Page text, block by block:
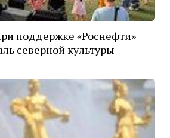
поддержке «Роснефти»
северной культуры